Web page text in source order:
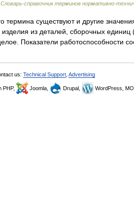
Словарь-справочник терминов нормативно-
термина существуют и другие
изделия из деталей, сборочных единиц
Показатели работоспособности
us: Technical Support Advertising
PHP, Joomla, Drupal, WordPress,